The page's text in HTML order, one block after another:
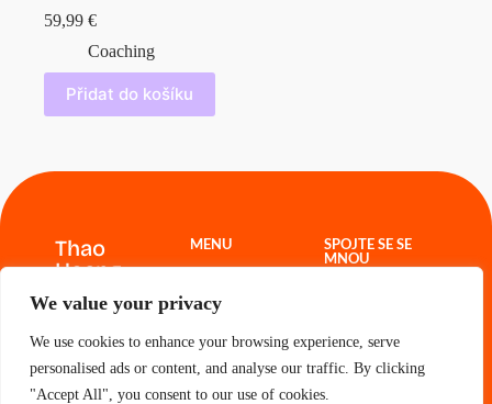
We value your privacy
We use cookies to enhance your browsing experience, serve
personalised ads or content, and analyse our traffic. By clicking
"Accept All", you consent to our use of cookies.
59,99 €
Coaching
Přidat do košíku
Thao
Hoang
MENU
O mně
Košík
SPOJTE SE SE
MNOU